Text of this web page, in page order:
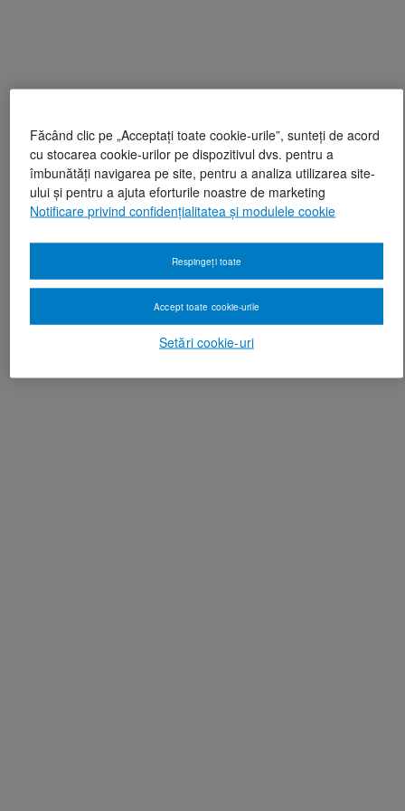
Făcând clic pe „Acceptați toate cookie-urile”, sunteți de acord
cu stocarea cookie-urilor pe dispozitivul dvs. pentru a
îmbunătăți navigarea pe site, pentru a analiza utilizarea site-
ului și pentru a ajuta eforturile noastre de marketing
Notificare privind confidențialitatea și modulele cookie
Setări cookie-uri
Respingeți toate
Accept toate cookie-urile